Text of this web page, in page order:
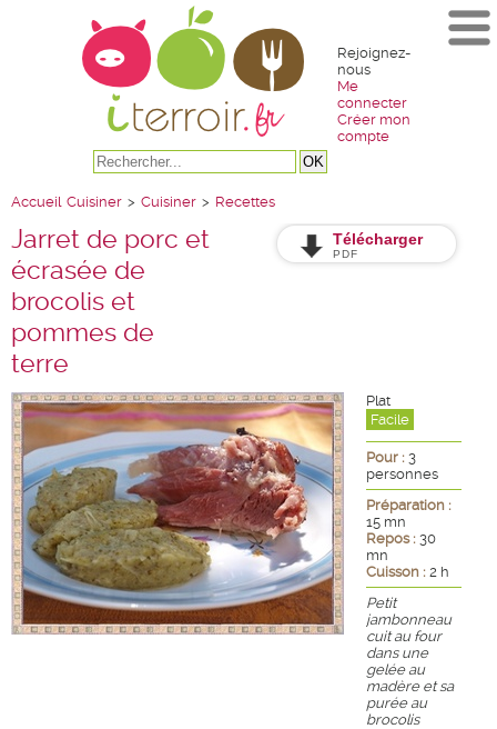
Rejoignez-
nous
Me
connecter
Créer mon
compte
Accueil Cuisiner > Cuisiner > Recettes
Jarret de porc et
écrasée de
brocolis et
pommes de
terre
Télécharger
PDF
Plat
Facile
Pour : 3
personnes
Préparation :
15 mn
Repos : 30
mn
Cuisson : 2 h
Petit
jambonneau
cuit au four
dans une
gelée au
madère et sa
purée au
brocolis